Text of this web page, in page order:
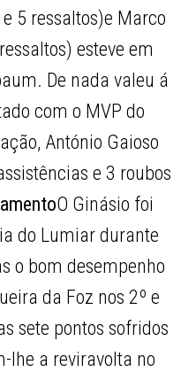
5 ressaltos)e Marco
esteve em
De nada valeu á
com o MVP do
António Gaioso
e 3 roubos
O Ginásio foi
do Lumiar durante
o bom desempenho
da Foz nos 2º e
sete pontos sofridos
lhe a reviravolta no